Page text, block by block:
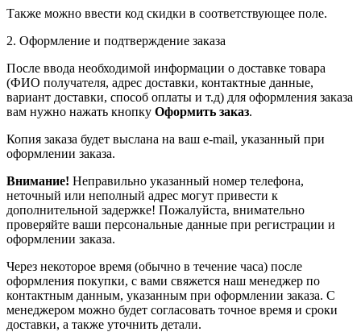
Также можно ввести код скидки в соответствующее поле.
2. Оформление и подтверждение заказа
После ввода необходимой информации о доставке товара
(ФИО получателя, адрес доставки, контактные данные,
вариант доставки, способ оплаты и т.д) для оформления заказа
вам нужно нажать кнопку Оформить заказ.
Копия заказа будет выслана на ваш e-mail, указанный при
оформлении заказа.
Внимание! Неправильно указанный номер телефона,
неточный или неполный адрес могут привести к
дополнительной задержке! Пожалуйста, внимательно
проверяйте ваши персональные данные при регистрации и
оформлении заказа.
Через некоторое время (обычно в течение часа) после
оформления покупки, с вами свяжется наш менеджер по
контактным данным, указанным при оформлении заказа. С
менеджером можно будет согласовать точное время и сроки
доставки, а также уточнить детали.